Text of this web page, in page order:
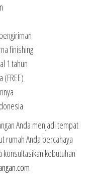
finishing
1 tahun
Anda menjadi tempat
rumah Anda bercahaya
konsultasikan kebutuhan